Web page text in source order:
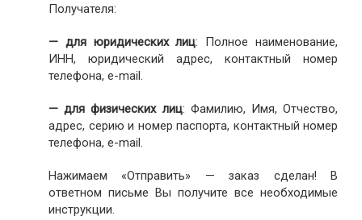
Получателя:
— для юридических лиц: Полное наименование,
ИНН, юридический адрес, контактный номер
телефона, e-mail.
— для физических лиц: Фамилию, Имя, Отчество,
адрес, серию и номер паспорта, контактный номер
телефона, e-mail.
Нажимаем «Отправить» — заказ сделан! В
ответном письме Вы получите все необходимые
инструкции.